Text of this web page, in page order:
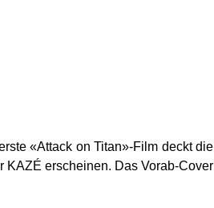
«Attack on Titan»-Film deckt die
erscheinen. Das Vorab-Cover